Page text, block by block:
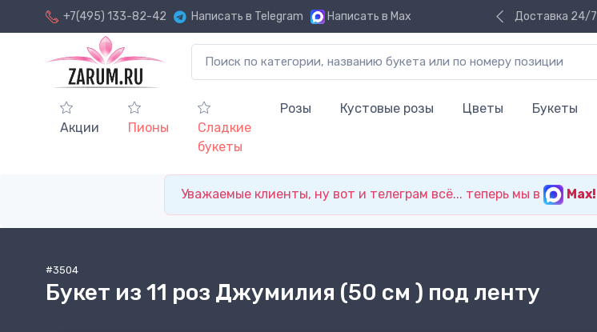
+7(495) 133-82-42 Написать в Telegram Написать в Max Доставка 24/7
Акции Пионы
Сладкие
букеты
Розы Кустовые розы Цветы Букеты
Уважаемые клиенты, ну вот и телеграм всё... теперь мы в Max!
#3504
Букет из 11 роз Джумилия (50 см ) под ленту